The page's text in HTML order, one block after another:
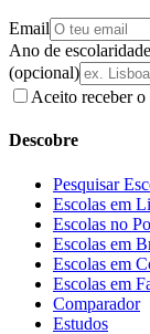
Email
Ano de
(opcional)
Aceito receber o
Descobre
Pesquisar
Escolas em
Escolas no
Escolas em
Escolas em
Escolas em
Comparador
Estudos